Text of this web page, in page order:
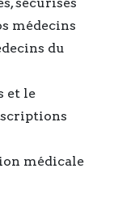
médecins
du
et le
médicale